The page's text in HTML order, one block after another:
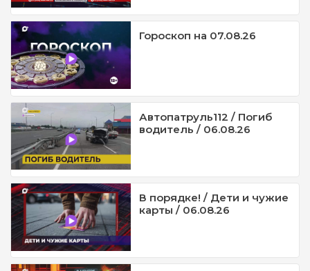
Гороскоп на 07.08.26
Автопатруль112 / Погиб
водитель / 06.08.26
В порядке! / Дети и чужие
карты / 06.08.26